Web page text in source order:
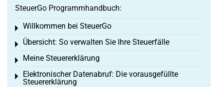
SteuerGo Programmhandbuch:
Willkommen bei SteuerGo
Toggle menu
Übersicht: So verwalten Sie Ihre Steuerfälle
Toggle menu
Meine Steuererklärung
Toggle menu
Elektronischer Datenabruf: Die vorausgefüllte
Steuererklärung
Toggle menu